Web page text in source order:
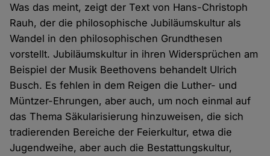
Was das meint, zeigt der Text von Hans-Christoph
Rauh, der die philosophische Jubiläumskultur als
Wandel in den philosophischen Grundthesen
vorstellt. Jubiläumskultur in ihren Widersprüchen am
Beispiel der Musik Beethovens behandelt Ulrich
Busch. Es fehlen in dem Reigen die Luther- und
Müntzer-Ehrungen, aber auch, um noch einmal auf
das Thema Säkularisierung hinzuweisen, die sich
tradierenden Bereiche der Feierkultur, etwa die
Jugendweihe, aber auch die Bestattungskultur,